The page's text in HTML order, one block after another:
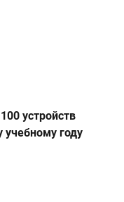
устройств
учебному году